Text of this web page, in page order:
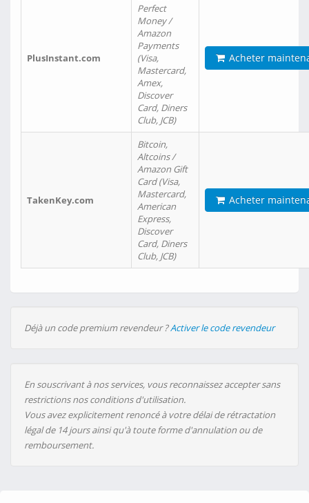
PlusInstant.com
Perfect
Money /
Amazon
Payments
(Visa,
Mastercard,
Amex,
Discover
Card, Diners
Club, JCB)
Acheter
TakenKey.com
Bitcoin,
Altcoins /
Amazon Gift
Card (Visa,
Mastercard,
American
Express,
Discover
Card, Diners
Club, JCB)
Acheter
Déjà un code premium revendeur ?Activer le code revendeur
En souscrivant à nos services, vous reconnaissez accepter sans
restrictions nos conditions d'utilisation.
Vous avez explicitement renoncé à votre délai de rétractation
légal de 14 jours ainsi qu'à toute forme d'annulation ou de
remboursement.